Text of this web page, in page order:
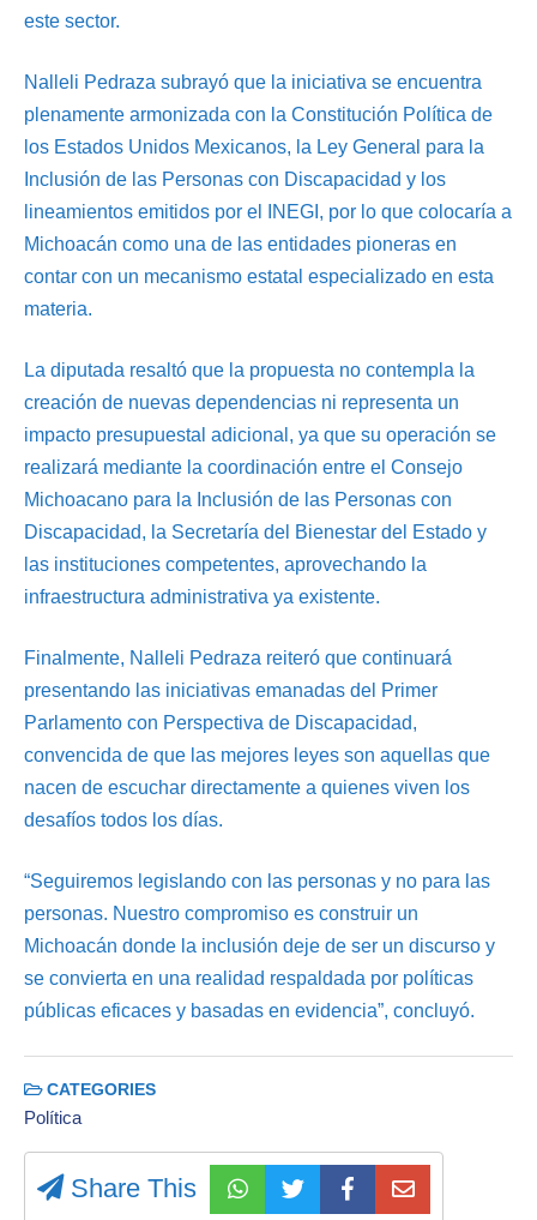
este sector.
Nalleli Pedraza subrayó que la iniciativa se encuentra
plenamente armonizada con la Constitución Política de
los Estados Unidos Mexicanos, la Ley General para la
Inclusión de las Personas con Discapacidad y los
lineamientos emitidos por el INEGI, por lo que colocaría a
Michoacán como una de las entidades pioneras en
contar con un mecanismo estatal especializado en esta
materia.
La diputada resaltó que la propuesta no contempla la
creación de nuevas dependencias ni representa un
impacto presupuestal adicional, ya que su operación se
realizará mediante la coordinación entre el Consejo
Michoacano para la Inclusión de las Personas con
Discapacidad, la Secretaría del Bienestar del Estado y
las instituciones competentes, aprovechando la
infraestructura administrativa ya existente.
Finalmente, Nalleli Pedraza reiteró que continuará
presentando las iniciativas emanadas del Primer
Parlamento con Perspectiva de Discapacidad,
convencida de que las mejores leyes son aquellas que
nacen de escuchar directamente a quienes viven los
desafíos todos los días.
“Seguiremos legislando con las personas y no para las
personas. Nuestro compromiso es construir un
Michoacán donde la inclusión deje de ser un discurso y
se convierta en una realidad respaldada por políticas
públicas eficaces y basadas en evidencia”, concluyó.
CATEGORIES
Política
Share This